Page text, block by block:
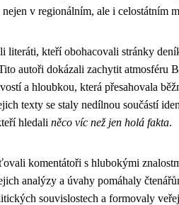
v regionálním, ale i celostátním
literáti, kteří obohacovali stránky
autoři dokázali zachytit atmosféru
a hloubkou, která přesahovala
texty se staly nedílnou součástí
hledali něco víc než jen holá fakta.
komentátoři s hlubokými
analýzy a úvahy pomáhaly
souvislostech a formovaly